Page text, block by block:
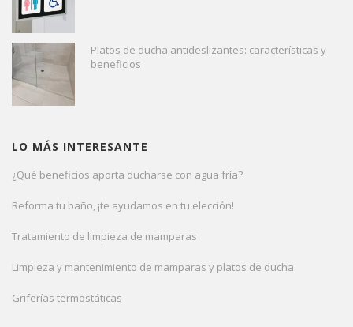
Platos de ducha antideslizantes: características y
beneficios
LO MÁS INTERESANTE
¿Qué beneficios aporta ducharse con agua fría?
Reforma tu baño, ¡te ayudamos en tu elección!
Tratamiento de limpieza de mamparas
Limpieza y mantenimiento de mamparas y platos de ducha
Griferías termostáticas